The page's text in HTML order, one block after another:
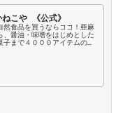
こや 《公式》
然食品を買うならココ！亜麻
、醤油・味噌をはじめとした
まで４０００アイテムの品